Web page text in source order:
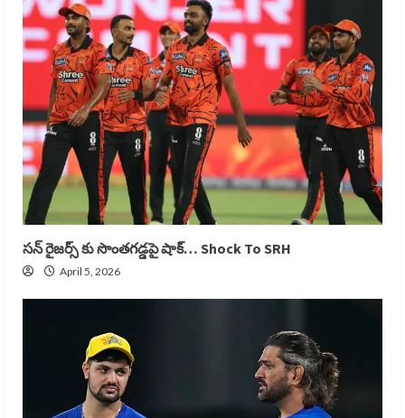
సన్ రైజర్స్ కు సొంతగడ్డపై షాక్… Shock To SRH
April 5, 2026